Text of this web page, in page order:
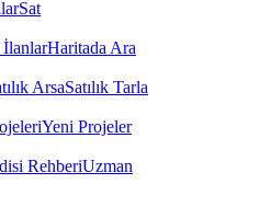
Sat
İlanlarHaritada Ara
ArsaSatılık Tarla
Yeni Projeler
RehberiUzman